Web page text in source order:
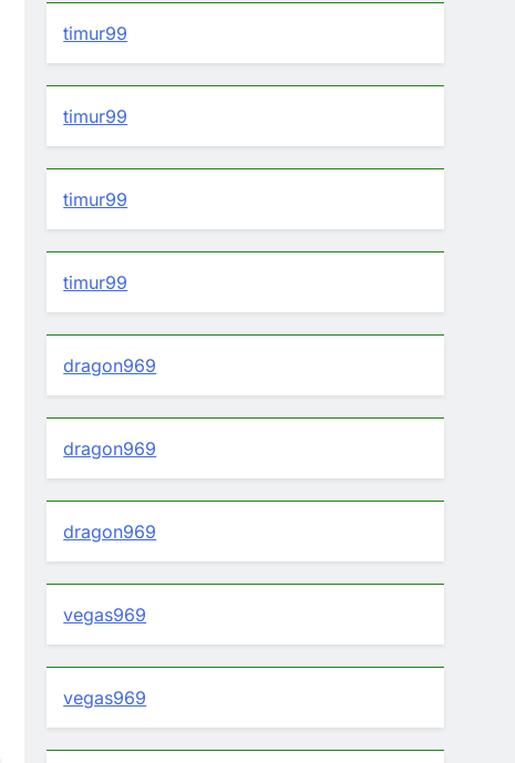
timur99
timur99
timur99
timur99
dragon969
dragon969
dragon969
vegas969
vegas969